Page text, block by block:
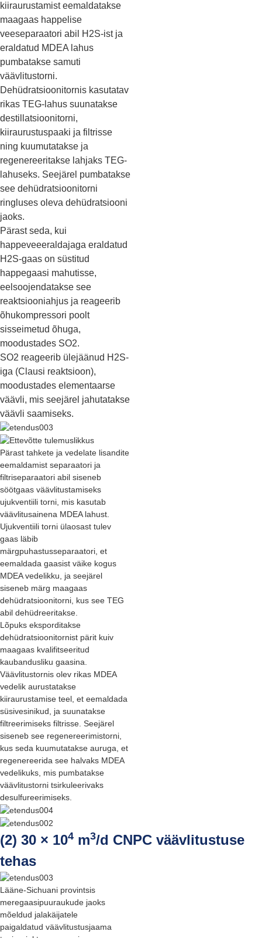
kiiraurustamist eemaldatakse
maagaas happelise
veeseparaatori abil H2S-ist ja
eraldatud MDEA lahus
pumbatakse samuti
väävlitustorni.
Dehüdratsioonitornis kasutatav
rikas TEG-lahus suunatakse
destillatsioonitorni,
kiiraurustuspaaki ja filtrisse
ning kuumutatakse ja
regenereeritakse lahjaks TEG-
lahuseks. Seejärel pumbatakse
see dehüdratsioonitorni
ringluses oleva dehüdratsiooni
jaoks.
Pärast seda, kui
happeveeeraldajaga eraldatud
H2S-gaas on süstitud
happegaasi mahutisse,
eelsoojendatakse see
reaktsiooniahjus ja reageerib
õhukompressori poolt
sisseimetud õhuga,
moodustades SO2.
SO2 reageerib ülejäänud H2S-
iga (Clausi reaktsioon),
moodustades elementaarse
väävli, mis seejärel jahutatakse
väävli saamiseks.
Pärast tahkete ja vedelate lisandite
eemaldamist separaatori ja
filtriseparaatori abil siseneb
söötgaas väävlitustamiseks
ujukventiili torni, mis kasutab
väävlitusainena MDEA lahust.
Ujukventiili torni ülaosast tulev
gaas läbib
märgpuhastusseparaatori, et
eemaldada gaasist väike kogus
MDEA vedelikku, ja seejärel
siseneb märg maagaas
dehüdratsioonitorni, kus see TEG
abil dehüdreeritakse.
Lõpuks eksporditakse
dehüdratsioonitornist pärit kuiv
maagaas kvalifitseeritud
kaubandusliku gaasina.
Väävlitustornis olev rikas MDEA
vedelik aurustatakse
kiiraurustamise teel, et eemaldada
süsivesinikud, ja suunatakse
filtreerimiseks filtrisse. Seejärel
siseneb see regenereerimistorni,
kus seda kuumutatakse auruga, et
regenereerida see halvaks MDEA
vedelikuks, mis pumbatakse
väävlitustorni tsirkuleerivaks
desulfureerimiseks.
(2) 30 × 104 m3/d CNPC väävlitustuse
tehas
Lääne-Sichuani provintsis
meregaasipuuraukude jaoks
mõeldud jalakäijatele
paigaldatud väävlitustusjaama